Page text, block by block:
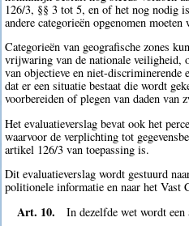
126/3, §§ 3 tot 5, en of het nog nodig
andere categorieën opgenomen moeten
Categorieën van geografische zones
vrijwaring van de nationale veiligheid,
van objectieve en niet-discriminerende
dat er een situatie bestaat die wordt
voorbereiden of plegen van daden van
Het evaluatieverslag bevat ook het
waarvoor de verplichting tot
artikel 126/3 van toepassing is.
Dit evaluatieverslag wordt gestuurd
politionele informatie en naar het Vast
Art. 10. In dezelfde wet wordt